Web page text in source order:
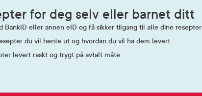
for deg selv eller barnet ditt
BankID eller annen eID og få sikker tilgang til alle dine resepter
du vil hente ut og hvordan du vil ha dem levert
levert raskt og trygt på avtalt måte